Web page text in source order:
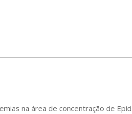
na área de concentração de